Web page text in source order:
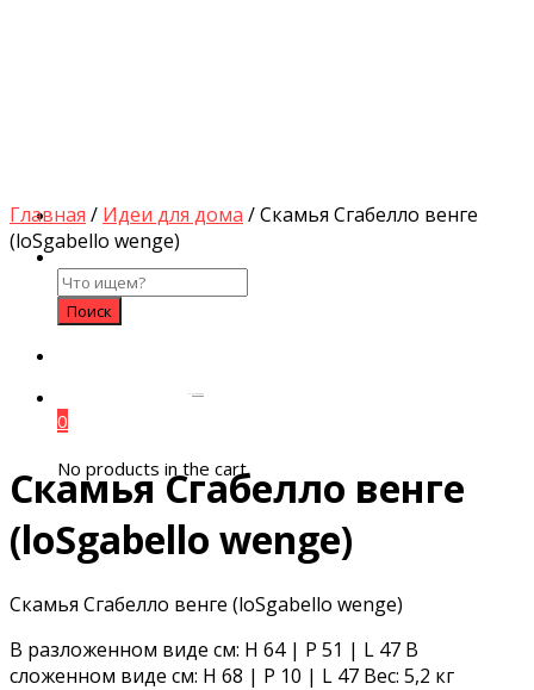
Search
for:
0
No products in the cart.
Главная / Идеи для дома / Скамья Сгабелло венге
(loSgabello wenge)
Скамья Сгабелло венге
(loSgabello wenge)
Скамья Сгабелло венге (loSgabello wenge)
В разложенном виде см: H 64 | P 51 | L 47 В
сложенном виде см: H 68 | P 10 | L 47 Вес: 5,2 кг